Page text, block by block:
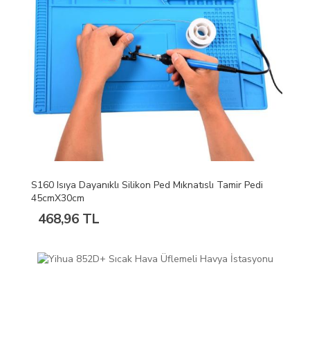
S160 Isıya Dayanıklı Silikon Ped Mıknatıslı Tamir Pedi
45cmX30cm
468,96 TL